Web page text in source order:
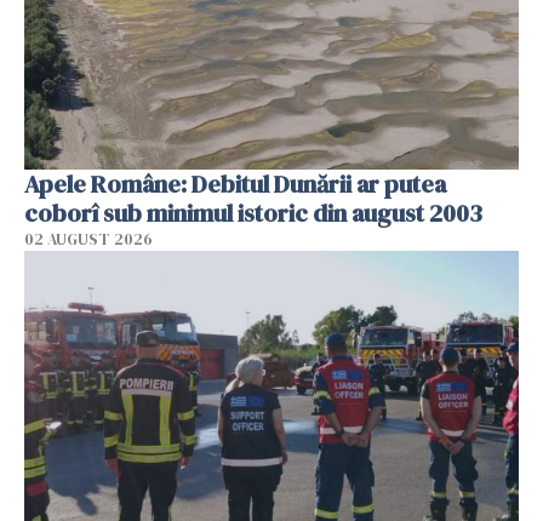
Apele Române: Debitul Dunării ar putea
coborî sub minimul istoric din august 2003
02 AUGUST 2026